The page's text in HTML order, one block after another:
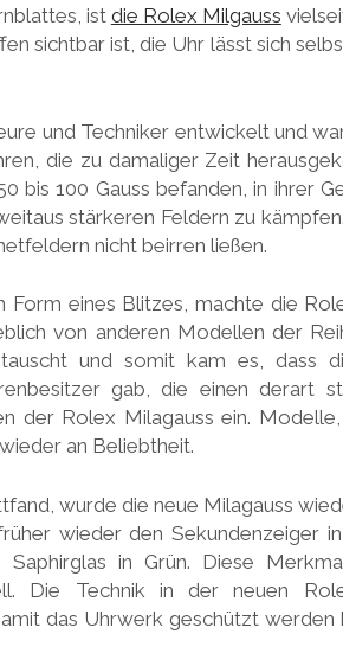
istdie Rolex Milgauss
sichtbar ist, die Uhr lässt sich
und Techniker entwickelt und
die zu damaliger Zeit
bis 100 Gauss befanden, in ihrer
stärkeren Feldern zu
nicht beirren ließen.
Form eines Blitzes, machte die
von anderen Modellen der
und somit kam es, dass
gab, die einen derart
der Rolex Milagauss ein.
an Beliebtheit.
wurde die neue Milagauss
wieder den Sekundenzeiger
in Grün. Diese
Die Technik in der neuen
das Uhrwerk geschützt werden